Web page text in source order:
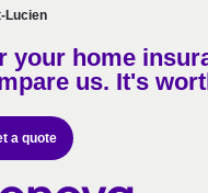
Lucien
your home
us. It's
a quote